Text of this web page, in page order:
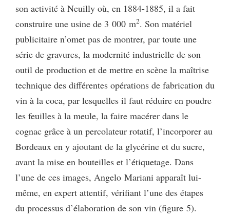
son activité à Neuilly où, en 1884-1885, il a fait
construire une usine de 3 000 m2. Son matériel
publicitaire n’omet pas de montrer, par toute une
série de gravures, la modernité industrielle de son
outil de production et de mettre en scène la maîtrise
technique des différentes opérations de fabrication du
vin à la coca, par lesquelles il faut réduire en poudre
les feuilles à la meule, la faire macérer dans le
cognac grâce à un percolateur rotatif, l’incorporer au
Bordeaux en y ajoutant de la glycérine et du sucre,
avant la mise en bouteilles et l’étiquetage. Dans
l’une de ces images, Angelo Mariani apparaît lui-
même, en expert attentif, vérifiant l’une des étapes
du processus d’élaboration de son vin (figure 5).